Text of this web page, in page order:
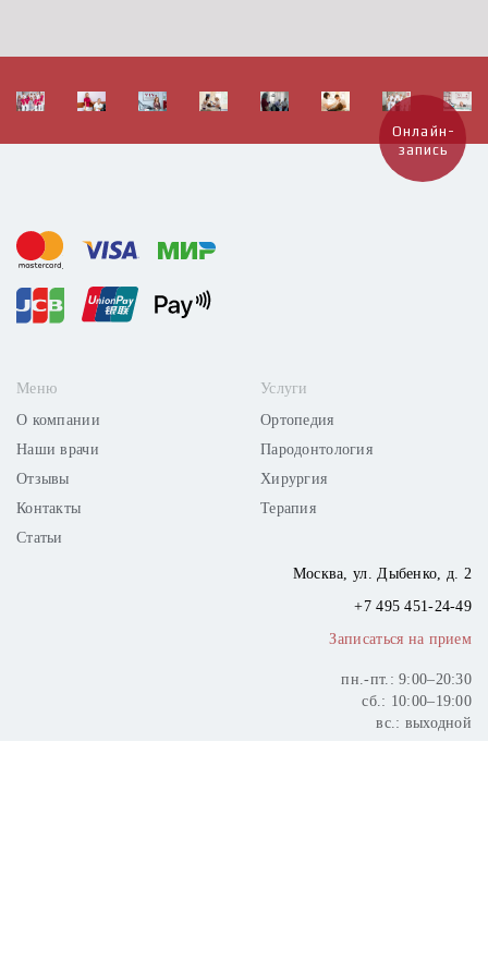
Меню
О компании
Наши врачи
Отзывы
Контакты
Статьи
Услуги
Ортопедия
Пародонтология
Хирургия
Терапия
Москва,ул. Дыбенко, д. 2
+7 495 451-24-49
Записаться на прием
пн.-пт.: 9:00–20:30
сб.: 10:00–19:00
вс.: выходной
Онлайн-
запись